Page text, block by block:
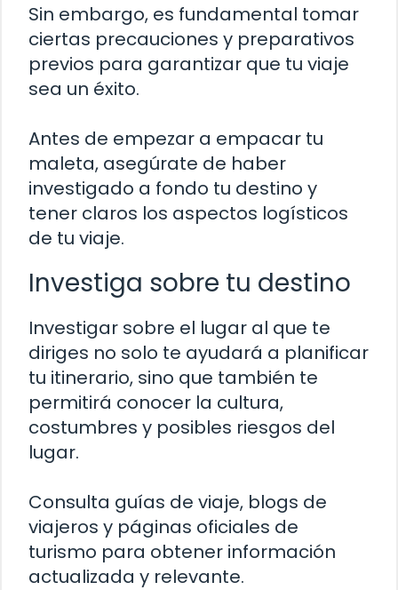
Sin embargo, es fundamental tomar
ciertas precauciones y preparativos
previos para garantizar que tu viaje
sea un éxito.
Antes de empezar a empacar tu
maleta, asegúrate de haber
investigado a fondo tu destino y
tener claros los aspectos logísticos
de tu viaje.
Investiga sobre tu destino
Investigar sobre el lugar al que te
diriges no solo te ayudará a planificar
tu itinerario, sino que también te
permitirá conocer la cultura,
costumbres y posibles riesgos del
lugar.
Consulta guías de viaje, blogs de
viajeros y páginas oficiales de
turismo para obtener información
actualizada y relevante.